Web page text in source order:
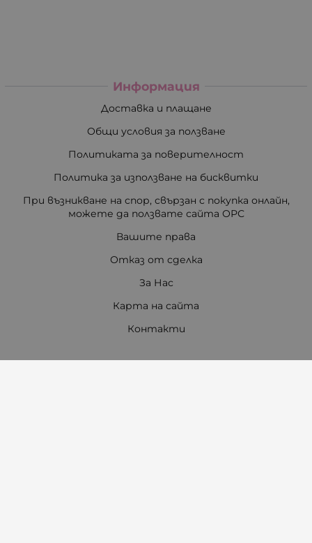
Информация
Доставка и плащане
Общи условия за ползване
Политиката за поверителност
Политика за използване на бисквитки
При възникване на спор, свързан с покупка онлайн,
можете да ползвате сайта ОРС
Вашите права
Отказ от сделка
За Нас
Карта на сайта
Контакти